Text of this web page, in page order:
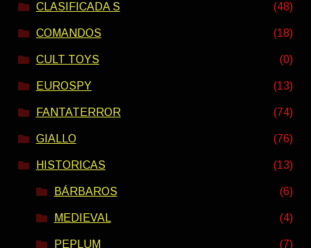
CLASIFICADA S (48)
COMANDOS (18)
CULT TOYS (0)
EUROSPY (13)
FANTATERROR (74)
GIALLO (76)
HISTORICAS (13)
BÁRBAROS (6)
MEDIEVAL (4)
PEPLUM (7)